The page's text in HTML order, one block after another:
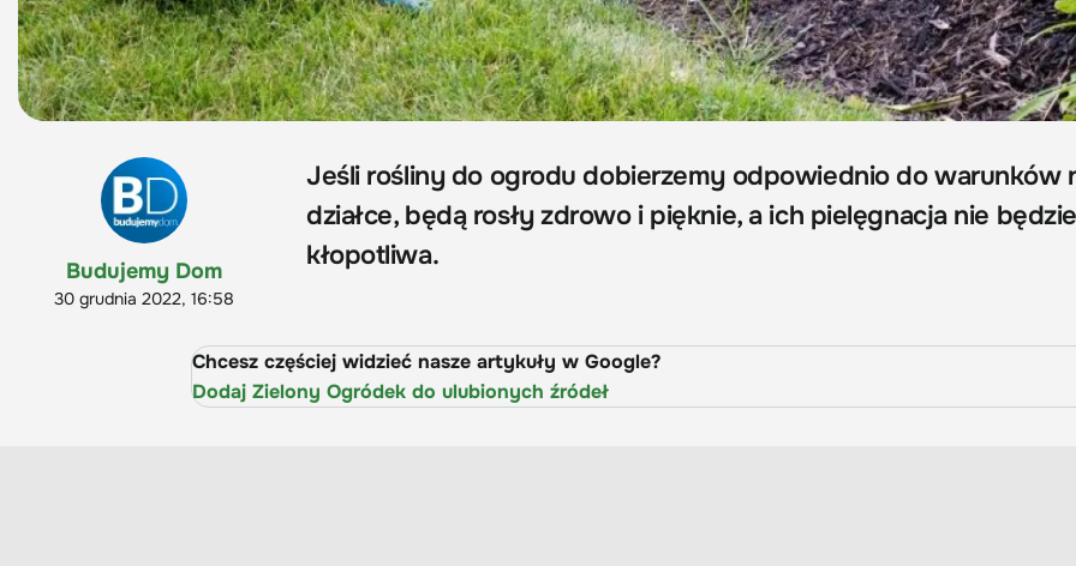
Budujemy Dom
30 grudnia 2022, 16:58
Jeśli rośliny do ogrodu dobierzemy odpowiednio do warunków
działce, będą rosły zdrowo i pięknie, a ich pielęgnacja nie będzie
kłopotliwa.
Chcesz częściej widzieć nasze artykuły w Google?
Dodaj Zielony Ogródek do ulubionych źródeł